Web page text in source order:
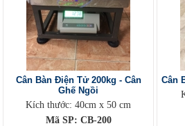
Cân Bàn Điện Tử 200kg - Cân
Ghế Ngồi
Kích thước: 40cm x 50 cm
Mã SP: CB-200
Cân